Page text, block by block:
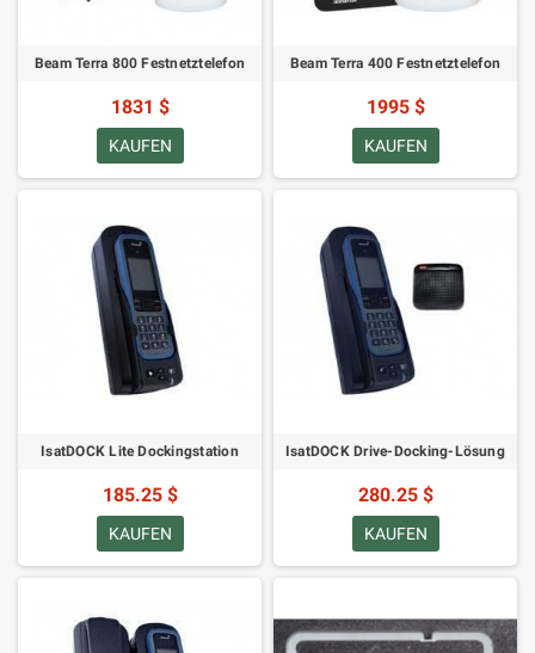
Beam Terra 800 Festnetztelefon
1831 $
KAUFEN
Beam Terra 400 Festnetztelefon
1995 $
KAUFEN
IsatDOCK Lite Dockingstation
185.25 $
KAUFEN
IsatDOCK Drive-Docking-Lösung
280.25 $
KAUFEN